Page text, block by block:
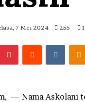
7 Mei 2024 255
PinterestReddit
— Nama Askolani